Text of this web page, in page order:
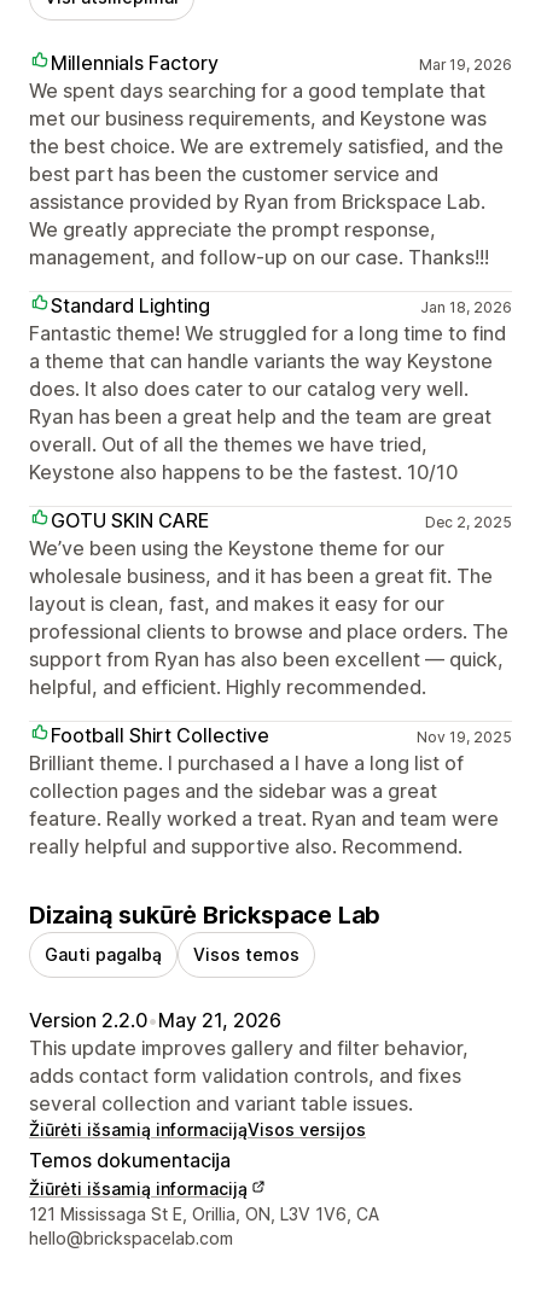
Millennials Factory Mar 19, 2026
We spent days searching for a good template that
met our business requirements, and Keystone was
the best choice. We are extremely satisfied, and the
best part has been the customer service and
assistance provided by Ryan from Brickspace Lab.
We greatly appreciate the prompt response,
management, and follow-up on our case. Thanks!!!
Standard Lighting
Jan 18, 2026
Fantastic theme! We struggled for a long time to find
a theme that can handle variants the way Keystone
does. It also does cater to our catalog very well.
Ryan has been a great help and the team are great
overall. Out of all the themes we have tried,
Keystone also happens to be the fastest. 10/10
GOTU SKIN CARE
Dec 2, 2025
We’ve been using the Keystone theme for our
wholesale business, and it has been a great fit. The
layout is clean, fast, and makes it easy for our
professional clients to browse and place orders. The
support from Ryan has also been excellent — quick,
helpful, and efficient. Highly recommended.
Football Shirt Collective
Nov 19, 2025
Brilliant theme. I purchased a I have a long list of
collection pages and the sidebar was a great
feature. Really worked a treat. Ryan and team were
really helpful and supportive also. Recommend.
Dizainą sukūrė Brickspace Lab
Gauti pagalbą Visos temos
Version 2.2.0•May 21, 2026
This update improves gallery and filter behavior,
adds contact form validation controls, and fixes
several collection and variant table issues.
Žiūrėti išsamią informacijąVisos versijos
Temos dokumentacija
Žiūrėti išsamią informaciją
Kūrėjo kontaktiniai duomenys
121 Mississaga St E, Orillia, ON, L3V 1V6, CA
hello@brickspacelab.com